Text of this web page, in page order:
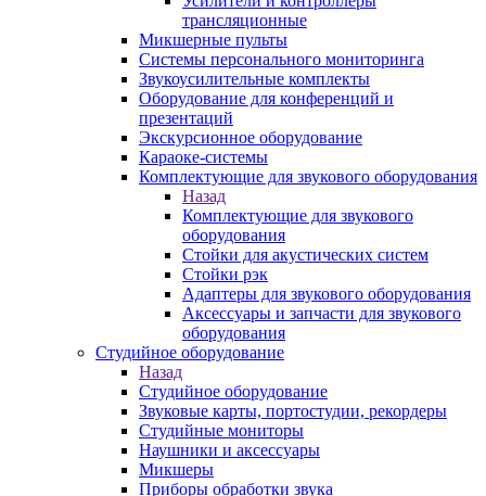
трансляционные
Микшерные пульты
Системы персонального мониторинга
Звукоусилительные комплекты
Оборудование для конференций и
презентаций
Экскурсионное оборудование
Караоке-системы
Комплектующие для звукового оборудования
Назад
Комплектующие для звукового
оборудования
Стойки для акустических систем
Стойки рэк
Адаптеры для звукового оборудования
Аксессуары и запчасти для звукового
оборудования
Студийное оборудование
Назад
Студийное оборудование
Звуковые карты, портостудии, рекордеры
Студийные мониторы
Наушники и аксессуары
Микшеры
Приборы обработки звука